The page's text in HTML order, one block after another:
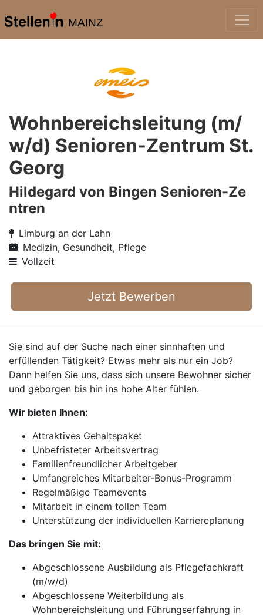
MAINZ
Wohnbereichsleitung (m/
w/d) Senioren-Zentrum St.
Georg
Hildegard von Bingen Senioren-Ze
ntren
Limburg an der Lahn
Medizin, Gesundheit, Pflege
Vollzeit
Jetzt Bewerben
Sie sind auf der Suche nach einer sinnhaften und
erfüllenden Tätigkeit? Etwas mehr als nur ein Job?
Dann helfen Sie uns, dass sich unsere Bewohner sicher
und geborgen bis hin ins hohe Alter fühlen.
Wir bieten Ihnen:
Attraktives Gehaltspaket
Unbefristeter Arbeitsvertrag
Familienfreundlicher Arbeitgeber
Umfangreiches Mitarbeiter-Bonus-Programm
Regelmäßige Teamevents
Mitarbeit in einem tollen Team
Unterstützung der individuellen Karriereplanung
Das bringen Sie mit:
Abgeschlossene Ausbildung als Pflegefachkraft
(m/w/d)
Abgeschlossene Weiterbildung als
Wohnbereichsleitung und Führungserfahrung in